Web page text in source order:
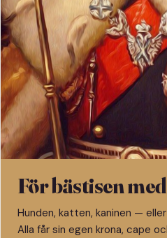
För bästisen
Hunden, katten, kaninen —
Alla får sin egen krona, cape